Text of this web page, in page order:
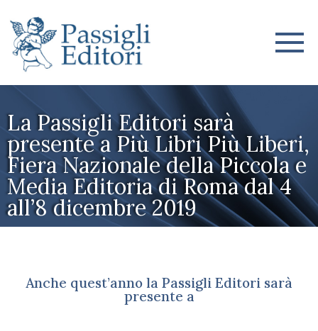
La Passigli Editori sarà
presente a Più Libri Più Liberi,
Fiera Nazionale della Piccola e
Media Editoria di Roma dal 4
all’8 dicembre 2019
Anche quest’anno la Passigli Editori sarà
presente a